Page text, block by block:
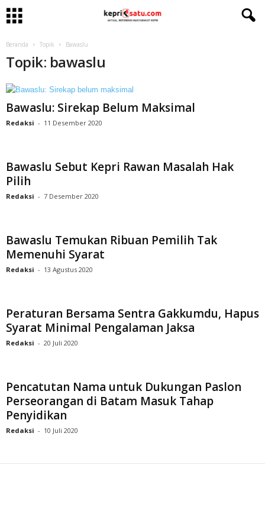
Beranda Topik Bawaslu
Topik: bawaslu
Bawaslu: Sirekap Belum Maksimal
Redaksi - 11 Desember 2020
Bawaslu Sebut Kepri Rawan Masalah Hak
Pilih
Redaksi - 7 Desember 2020
Bawaslu Temukan Ribuan Pemilih Tak
Memenuhi Syarat
Redaksi - 13 Agustus 2020
Peraturan Bersama Sentra Gakkumdu, Hapus
Syarat Minimal Pengalaman Jaksa
Redaksi - 20 Juli 2020
Pencatutan Nama untuk Dukungan Paslon
Perseorangan di Batam Masuk Tahap
Penyidikan
Redaksi - 10 Juli 2020